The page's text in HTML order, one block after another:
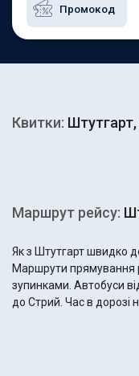
Квитки: Штутгарт,
Маршрут рейсу:
Як з Штутгарт швидко
Маршрути прямування
зупинками. Автобуси
до Стрий. Час в дорозі